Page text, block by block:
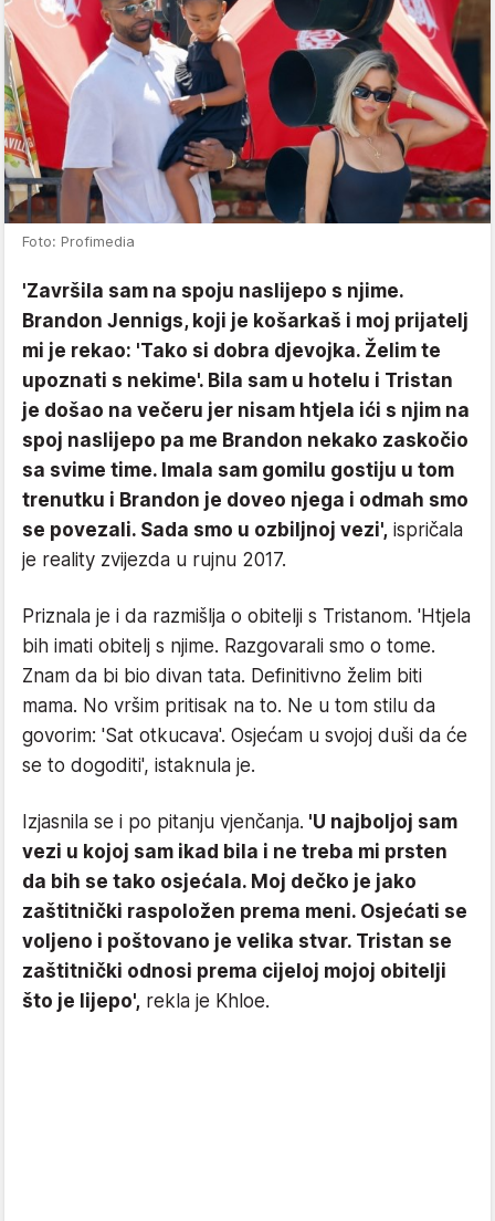
Foto: Profimedia
'Završila sam na spoju naslijepo s njime.
Brandon Jennigs, koji je košarkaš i moj prijatelj
mi je rekao: 'Tako si dobra djevojka. Želim te
upoznati s nekime'. Bila sam u hotelu i Tristan
je došao na večeru jer nisam htjela ići s njim na
spoj naslijepo pa me Brandon nekako zaskočio
sa svime time. Imala sam gomilu gostiju u tom
trenutku i Brandon je doveo njega i odmah smo
se povezali. Sada smo u ozbiljnoj vezi', ispričala
je reality zvijezda u rujnu 2017.
Priznala je i da razmišlja o obitelji s Tristanom. 'Htjela
bih imati obitelj s njime. Razgovarali smo o tome.
Znam da bi bio divan tata. Definitivno želim biti
mama. No vršim pritisak na to. Ne u tom stilu da
govorim: 'Sat otkucava'. Osjećam u svojoj duši da će
se to dogoditi', istaknula je.
Izjasnila se i po pitanju vjenčanja. 'U najboljoj sam
vezi u kojoj sam ikad bila i ne treba mi prsten
da bih se tako osjećala. Moj dečko je jako
zaštitnički raspoložen prema meni. Osjećati se
voljeno i poštovano je velika stvar. Tristan se
zaštitnički odnosi prema cijeloj mojoj obitelji
što je lijepo', rekla je Khloe.